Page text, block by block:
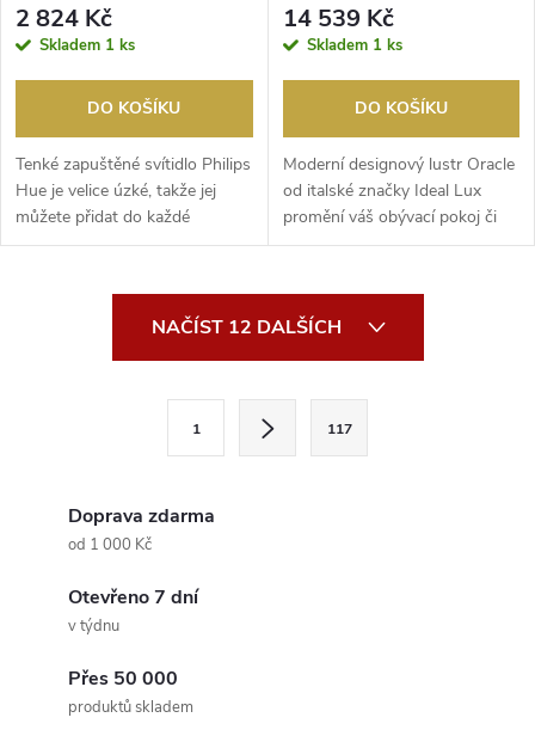
2 824 Kč
Skladem 1 ks
DO KOŠÍKU
Tenké zapuštěné svítidlo Philips
Hue je velice úzké, takže jej
můžete přidat do každé
místnosti a ve...
14 539 Kč
Skladem 1 ks
DO KOŠÍKU
Moderní designový lustr Oracle
od italské značky Ideal Lux
promění váš obývací pokoj či
ložnici v mo...
NAČÍST 12 DALŠÍCH
1 117
Doprava zdarma
od 1 000 Kč
Otevřeno 7 dní
v týdnu
Přes 50 000
produktů skladem